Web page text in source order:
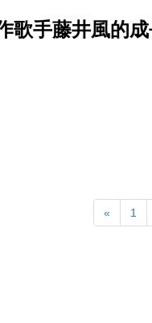
歌手藤井風的
« 1